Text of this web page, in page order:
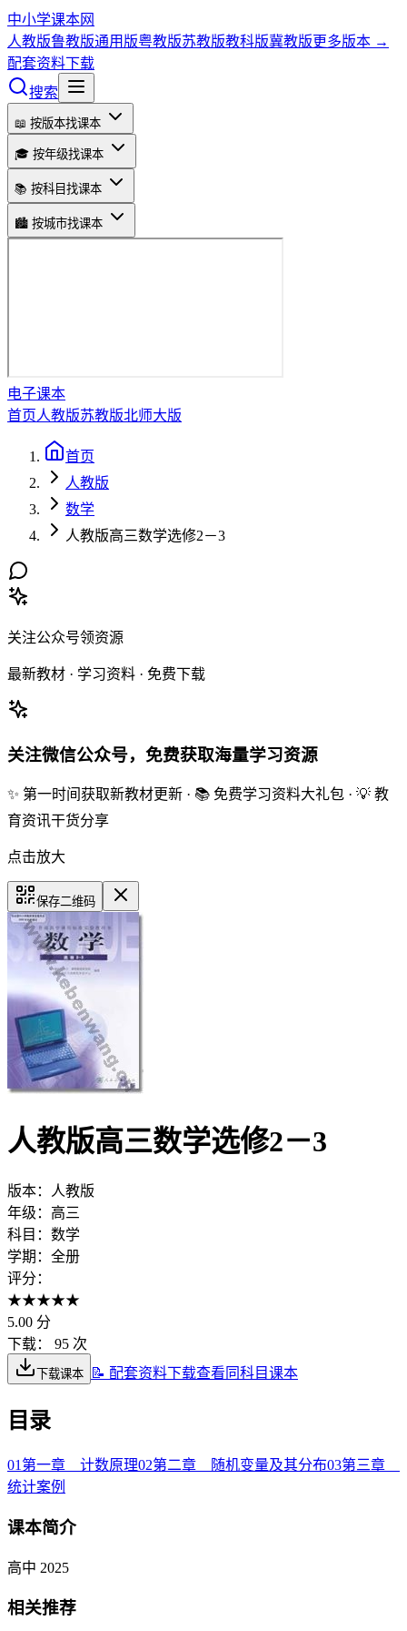
中小学课本网
人教版鲁教版通用版粤教版苏教版教科版冀教版更多版本 →
配套资料下载
搜索
📖 按版本找课本
🎓 按年级找课本
📚 按科目找课本
🏙️ 按城市找课本
电子课本
首页人教版苏教版北师大版
首页
人教版
数学
人教版高三数学选修2－3
关注公众号领资源
最新教材 · 学习资料 · 免费下载
关注微信公众号，免费获取海量学习资源
✨ 第一时间获取新教材更新 · 📚 免费学习资料大礼包 · 💡 教
育资讯干货分享
点击放大
保存二维码
人教版高三数学选修2－3
版本：
人教版
年级： 高三
科目： 数学
学期： 全册
评分：
★★★★★
5.00 分
下载：
95 次
下载课本 📝 配套资料下载查看同科目课本
目录
01 第一章 计数原理02第二章 随机变量及其分布03第三章
统计案例
课本简介
高中 2025
相关推荐